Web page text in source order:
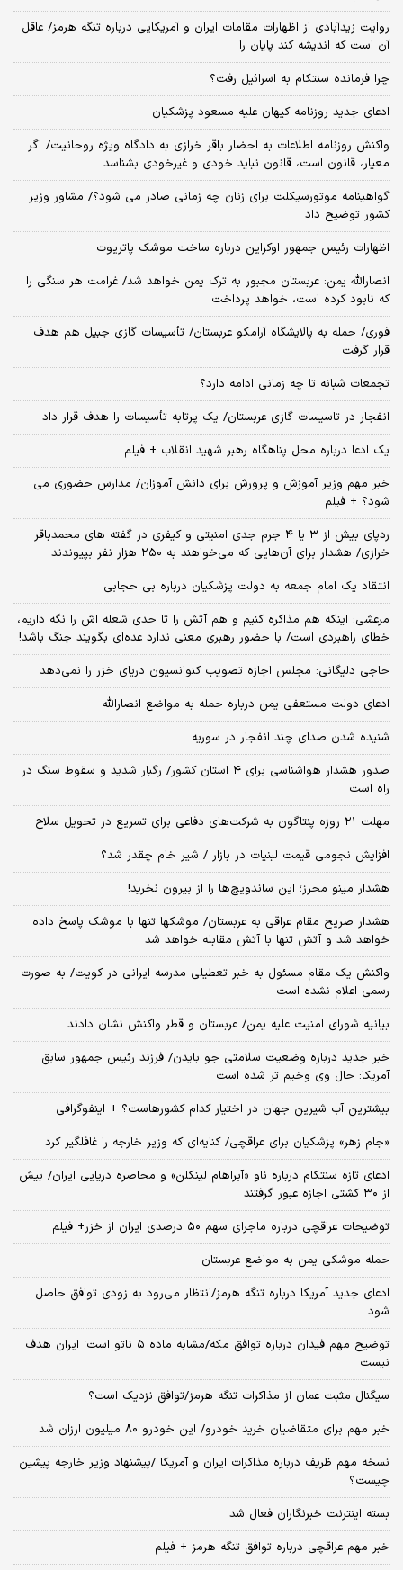
روایت زیدآبادی از اظهارات مقامات ایران و آمریکایی درباره تنگه هرمز/ عاقل
آن است که اندیشه کند پایان را
چرا فرمانده سنتکام به اسرائیل رفت؟
ادعای جدید روزنامه کیهان علیه مسعود پزشکیان
واکنش روزنامه اطلاعات به احضار باقر خرازی به دادگاه ویژه روحانیت/ اگر
معیار، قانون است، قانون نباید خودی و غیرخودی بشناسد
گواهینامه موتورسیکلت برای زنان چه زمانی صادر می شود؟/ مشاور وزیر
کشور توضیح داد
اظهارات رئیس جمهور اوکراین درباره ساخت موشک پاتریوت
انصارالله یمن: عربستان مجبور به ترک یمن خواهد شد/ غرامت هر سنگی را
که نابود کرده است، خواهد پرداخت
فوری/ حمله به پالایشگاه آرامکو عربستان/ تأسیسات گازی جبیل هم هدف
قرار گرفت
تجمعات شبانه تا چه زمانی ادامه دارد؟
انفجار در تاسیسات گازی عربستان/ یک پرتابه تأسیسات را هدف قرار داد
یک ادعا درباره محل پناهگاه‌ رهبر شهید انقلاب + فیلم
خبر مهم وزیر آموزش و پرورش برای دانش آموزان/ مدارس حضوری می
شود؟ + فیلم
ردپای بیش از ۳ یا ۴ جرم جدی امنیتی و کیفری در گفته های محمدباقر
خرازی/ هشدار برای آن‌هایی که می‌خواهند به ۲۵۰ هزار نفر بپیوندند
انتقاد یک امام جمعه به دولت پزشکیان درباره بی حجابی
مرعشی: اینکه هم مذاکره کنیم و هم آتش را تا حدی شعله اش را نگه داریم،
خطای راهبردی است/ با حضور رهبری معنی ندارد عده‌ای بگویند جنگ باشد!
حاجی دلیگانی: مجلس اجازه تصویب کنوانسیون دریای خزر را نمی‌دهد
ادعای دولت مستعفی یمن درباره حمله به مواضع انصارالله
شنیده شدن صدای چند انفجار در سوریه
صدور هشدار هواشناسی برای ۴ استان کشور/ رگبار شدید و سقوط سنگ در
راه است
مهلت ۲۱ روزه پنتاگون به شرکت‌های دفاعی برای تسریع در تحویل سلاح
افزایش نجومی قیمت لبنیات در بازار / شیر خام چقدر شد؟
هشدار مینو محرز؛ این ساندویچ‌ها را از بیرون نخرید!
هشدار صریح مقام عراقی به عربستان/ موشکها تنها با موشک پاسخ داده
خواهد شد و آتش تنها با آتش مقابله خواهد شد
واکنش یک مقام مسئول به خبر تعطیلی مدرسه ایرانی در کویت/ به صورت
رسمی اعلام نشده است
بیانیه شورای امنیت علیه یمن/ عربستان و قطر واکنش نشان دادند
خبر جدید درباره وضعیت سلامتی جو بایدن/ فرزند رئیس جمهور سابق
آمریکا: حال وی وخیم تر شده است
بیشترین آب شیرین جهان در اختیار کدام کشورهاست؟ + اینفوگرافی
«جام زهر» پزشکیان برای عراقچی/ کنایه‌ای که وزیر خارجه را غافلگیر کرد
ادعای تازه سنتکام درباره ناو «آبراهام لینکلن» و محاصره دریایی ایران/ بیش
از ۳۰ کشتی اجازه عبور گرفتند
توضیحات عراقچی درباره ماجرای سهم ۵۰ درصدی ایران از خزر+ فیلم
حمله موشکی یمن به مواضع عربستان
ادعای جدید آمریکا درباره تنگه هرمز/انتظار می‌رود به زودی توافق حاصل
شود
توضیح مهم فیدان درباره توافق مکه/مشابه ماده ۵ ناتو است؛ ایران هدف
نیست
سیگنال‌ مثبت عمان از مذاکرات تنگه هرمز/توافق نزدیک است؟
خبر مهم برای متقاضیان خرید خودرو/ این خودرو ۸۰ میلیون ارزان شد
نسخه‌ مهم ظریف درباره مذاکرات ایران و آمریکا /پیشنهاد وزیر خارجه پیشین
چیست؟
بسته اینترنت خبرنگاران فعال شد
خبر مهم عراقچی درباره توافق تنگه هرمز + فیلم